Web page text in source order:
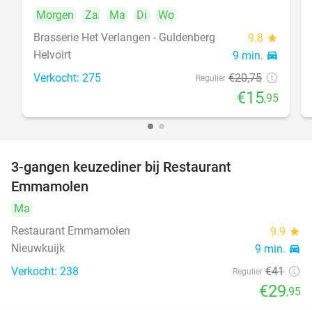
Morgen
Za Ma Di
Wo
Brasserie Het Verlangen - Guldenberg
9.8 star
Helvoirt 9 min. directions_car
Verkocht: 275 Regulier €20,75
€15,95
3-gangen keuzediner bij Restaurant
Emmamolen
Ma
Restaurant Emmamolen
9.9 star
Nieuwkuijk 9 min. directions_car
Verkocht: 238 Regulier €41
€29,95